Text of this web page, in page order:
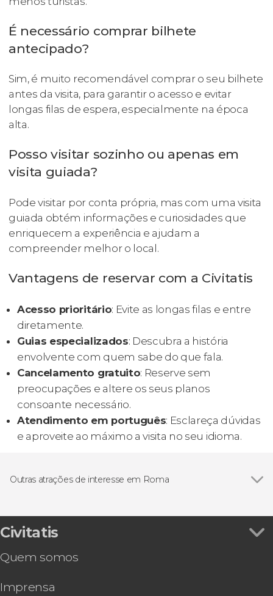
É necessário comprar bilhete
antecipado?
Sim, é muito recomendável comprar o seu bilhete
antes da visita, para garantir o acesso e evitar
longas filas de espera, especialmente na época
alta.
Posso visitar sozinho ou apenas em
visita guiada?
Pode visitar por conta própria, mas com uma visita
guiada obtém informações e curiosidades que
enriquecem a experiência e ajudam a
compreender melhor o local.
Vantagens de reservar com a Civitatis
Acesso prioritário: Evite as longas filas e entre
diretamente.
Guias especializados: Descubra a história
envolvente com quem sabe do que fala.
Cancelamento gratuito: Reserve sem
preocupações e altere os seus planos
consoante necessário.
Atendimento em português: Esclareça dúvidas
e aproveite ao máximo a visita no seu idioma.
Outras atrações de interesse em Roma
Museus Capitolinos
Civitatis
Quem somos
Imprensa